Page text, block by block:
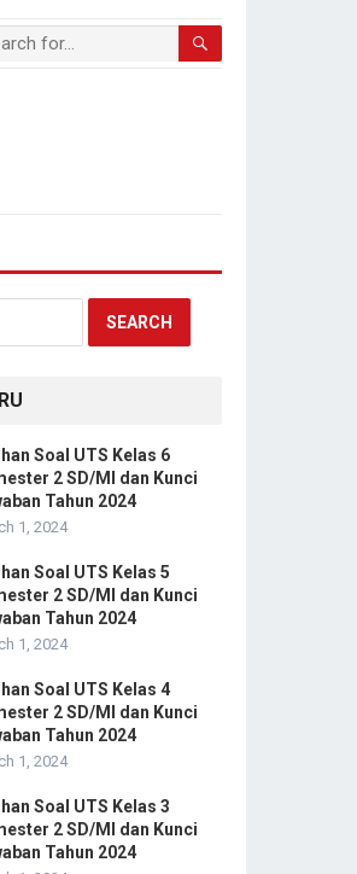
Soal UTS Kelas 6
2 SD/MI dan Kunci
Tahun 2024
1, 2024
Soal UTS Kelas 5
2 SD/MI dan Kunci
Tahun 2024
1, 2024
Soal UTS Kelas 4
2 SD/MI dan Kunci
Tahun 2024
1, 2024
Soal UTS Kelas 3
2 SD/MI dan Kunci
Tahun 2024